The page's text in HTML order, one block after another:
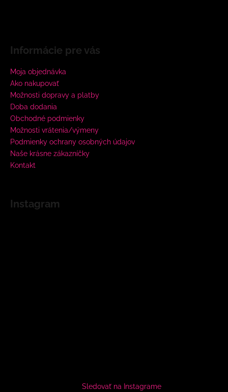
Informácie pre vás
Moja objednávka
Ako nakupovať
Možnosti dopravy a platby
Doba dodania
Obchodné podmienky
Možnosti vrátenia/výmeny
Podmienky ochrany osobných údajov
Naše krásne zákazníčky
Kontakt
Instagram
Sledovať na Instagrame